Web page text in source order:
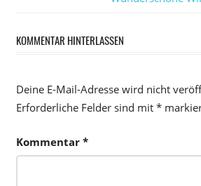
KOMMENTAR HINTERLASSEN
Deine E-Mail-Adresse wird nicht
Erforderliche Felder sind mit *
Kommentar *